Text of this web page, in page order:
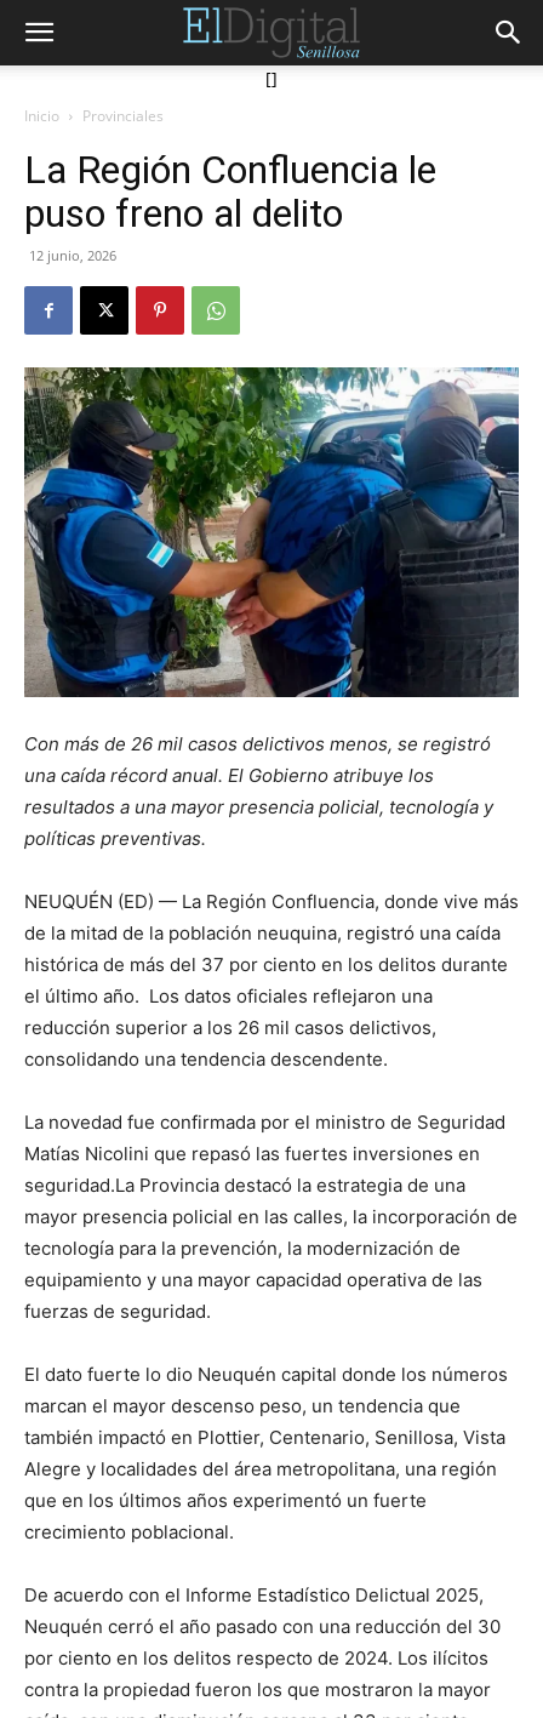
[]
Inicio Provinciales
La Región Confluencia le
puso freno al delito
12 junio, 2026
Con más de 26 mil casos delictivos menos, se registró
una caída récord anual. El Gobierno atribuye los
resultados a una mayor presencia policial, tecnología y
políticas preventivas.
NEUQUÉN (ED) — La Región Confluencia, donde vive más
de la mitad de la población neuquina, registró una caída
histórica de más del 37 por ciento en los delitos durante
el último año. Los datos oficiales reflejaron una
reducción superior a los 26 mil casos delictivos,
consolidando una tendencia descendente.
La novedad fue confirmada por el ministro de Seguridad
Matías Nicolini que repasó las fuertes inversiones en
seguridad.La Provincia destacó la estrategia de una
mayor presencia policial en las calles, la incorporación de
tecnología para la prevención, la modernización de
equipamiento y una mayor capacidad operativa de las
fuerzas de seguridad.
El dato fuerte lo dio Neuquén capital donde los números
marcan el mayor descenso peso, un tendencia que
también impactó en Plottier, Centenario, Senillosa, Vista
Alegre y localidades del área metropolitana, una región
que en los últimos años experimentó un fuerte
crecimiento poblacional.
De acuerdo con el Informe Estadístico Delictual 2025,
Neuquén cerró el año pasado con una reducción del 30
por ciento en los delitos respecto de 2024. Los ilícitos
contra la propiedad fueron los que mostraron la mayor